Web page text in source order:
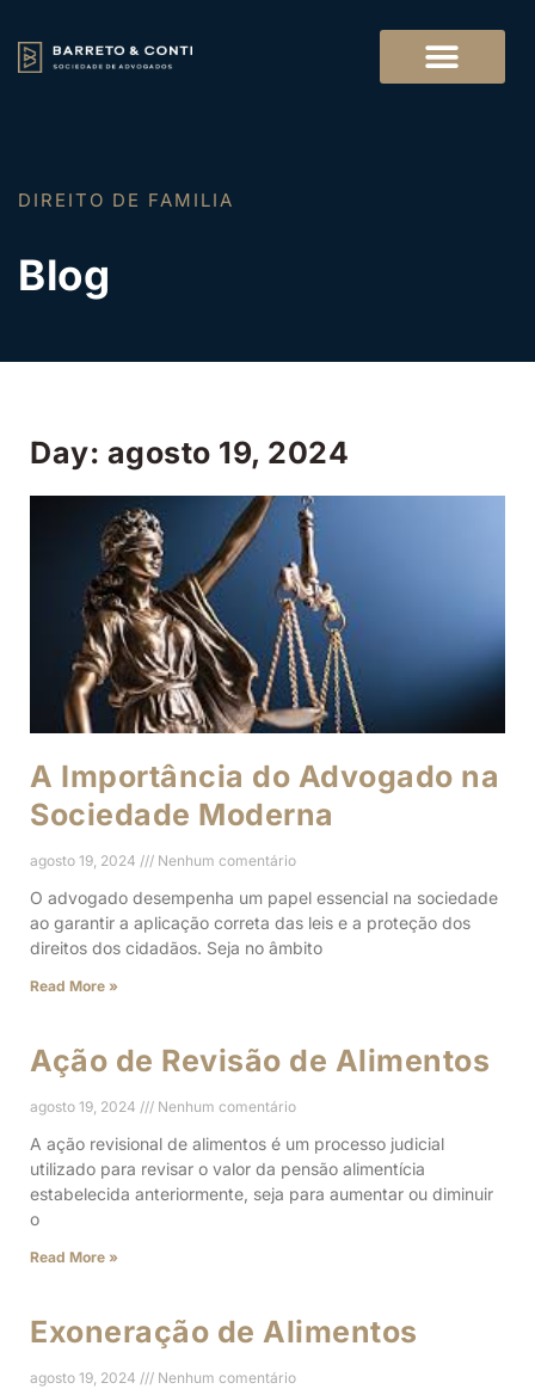
DIREITO DO TRABALHO
Blog
Day: agosto 19, 2024
A Importância do Advogado na
Sociedade Moderna
agosto 19, 2024 Nenhum comentário
O advogado desempenha um papel essencial na sociedade
ao garantir a aplicação correta das leis e a proteção dos
direitos dos cidadãos. Seja no âmbito
Read More »
Ação de Revisão de Alimentos
agosto 19, 2024 Nenhum comentário
A ação revisional de alimentos é um processo judicial
utilizado para revisar o valor da pensão alimentícia
estabelecida anteriormente, seja para aumentar ou diminuir
o
Read More »
Exoneração de Alimentos
agosto 19, 2024 Nenhum comentário